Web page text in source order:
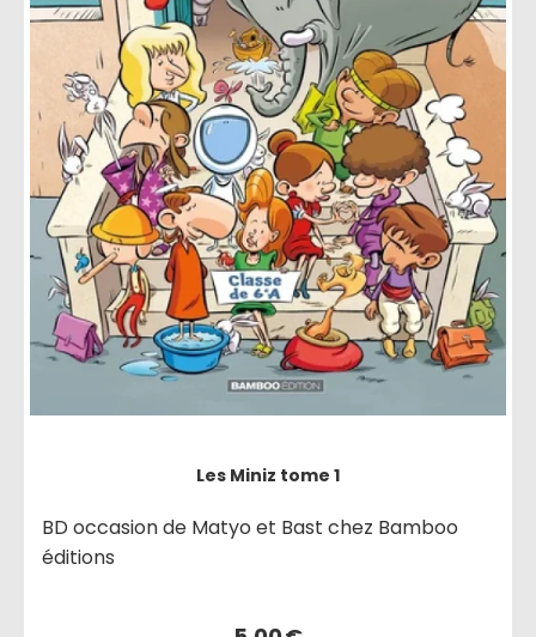
Les Miniz tome 1
BD occasion de Matyo et Bast chez Bamboo
éditions